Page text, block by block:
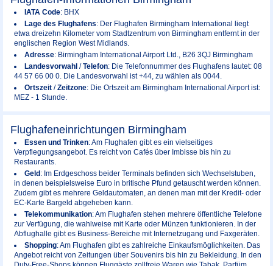
IATA Code: BHX
Lage des Flughafens: Der Flughafen Birmingham International liegt
etwa dreizehn Kilometer vom Stadtzentrum von Birmingham entfernt in der
englischen Region West Midlands.
Adresse: Birmingham International Airport Ltd., B26 3QJ Birmingham
Landesvorwahl /Telefon: Die Telefonnummer des Flughafens lautet: 08
44 57 66 00 0. Die Landesvorwahl ist +44, zu wählen als 0044.
Ortszeit /Zeitzone: Die Ortszeit am Birmingham International Airport ist:
MEZ - 1 Stunde.
Flughafeneinrichtungen Birmingham
Essen und Trinken: Am Flughafen gibt es ein vielseitiges
Verpflegungsangebot. Es reicht von Cafés über Imbisse bis hin zu
Restaurants.
Geld : Im Erdgeschoss beider Terminals befinden sich Wechselstuben,
in denen beispielsweise Euro in britische Pfund getauscht werden können.
Zudem gibt es mehrere Geldautomaten, an denen man mit der Kredit- oder
EC-Karte Bargeld abgeheben kann.
Telekommunikation: Am Flughafen stehen mehrere öffentliche Telefone
zur Verfügung, die wahlweise mit Karte oder Münzen funktionieren. In der
Abflughalle gibt es Business-Bereiche mit Internetzugang und Faxgeräten.
Shopping: Am Flughafen gibt es zahlreiche Einkaufsmöglichkeiten. Das
Angebot reicht von Zeitungen über Souvenirs bis hin zu Bekleidung. In den